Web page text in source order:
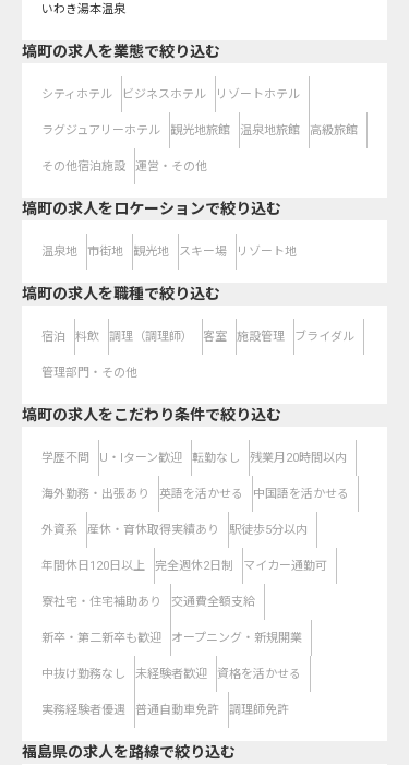
いわき湯本温泉
塙町の求人を業態で絞り込む
シティホテル ビジネスホテル リゾートホテル
ラグジュアリーホテル 観光地旅館 温泉地旅館 高級旅館
その他宿泊施設 運営・その他
塙町の求人をロケーションで絞り込む
温泉地 市街地 観光地 スキー場 リゾート地
塙町の求人を職種で絞り込む
宿泊 料飲 調理（調理師） 客室 施設管理 ブライダル
管理部門・その他
塙町の求人をこだわり条件で絞り込む
学歴不問 U・Iターン歓迎 転勤なし 残業月20時間以内
海外勤務・出張あり 英語を活かせる 中国語を活かせる
外資系 産休・育休取得実績あり 駅徒歩5分以内
年間休日120日以上 完全週休2日制 マイカー通勤可
寮社宅・住宅補助あり 交通費全額支給
新卒・第二新卒も歓迎 オープニング・新規開業
中抜け勤務なし 未経験者歓迎 資格を活かせる
実務経験者優遇 普通自動車免許 調理師免許
福島県の求人を路線で絞り込む